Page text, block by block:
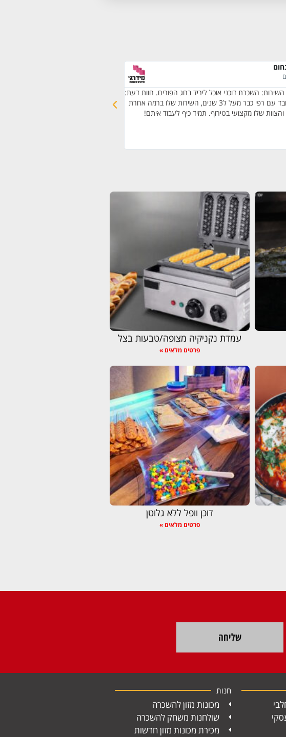
השירות: השכרת דוכני אוכל ליריד בחג הפורים. חוות דעת:
אני עובד עם רפי כבר מעל ל3 שנים, השירות שלו ברמה אחרת
והצוות שלו מקצועי בטירוף. תמיד כיף לעבוד איתם!
עמדת נקניקיה מצופה/טבעות בצל
פרטים מלאים »
דוכן וופל ללא גלוטן
פרטים מלאים »
שליחה
חנות
מכונות מזון להשכרה
שולחנות משחק להשכרה
מכירת מכונות מזון חדשות